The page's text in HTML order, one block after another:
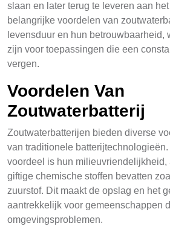
slaan en later terug te leveren aan
belangrijke voordelen van
levensduur en hun betrouwbaarheid,
zijn voor toepassingen die een
vergen.
Voordelen Van
Zoutwaterbatterij
Zoutwaterbatterijen bieden diverse
van traditionele
voordeel is hun milieuvriendelijkheid,
giftige chemische stoffen bevatten
zuurstof. Dit maakt de opslag en het
aantrekkelijk voor gemeenschappen
omgevingsproblemen.